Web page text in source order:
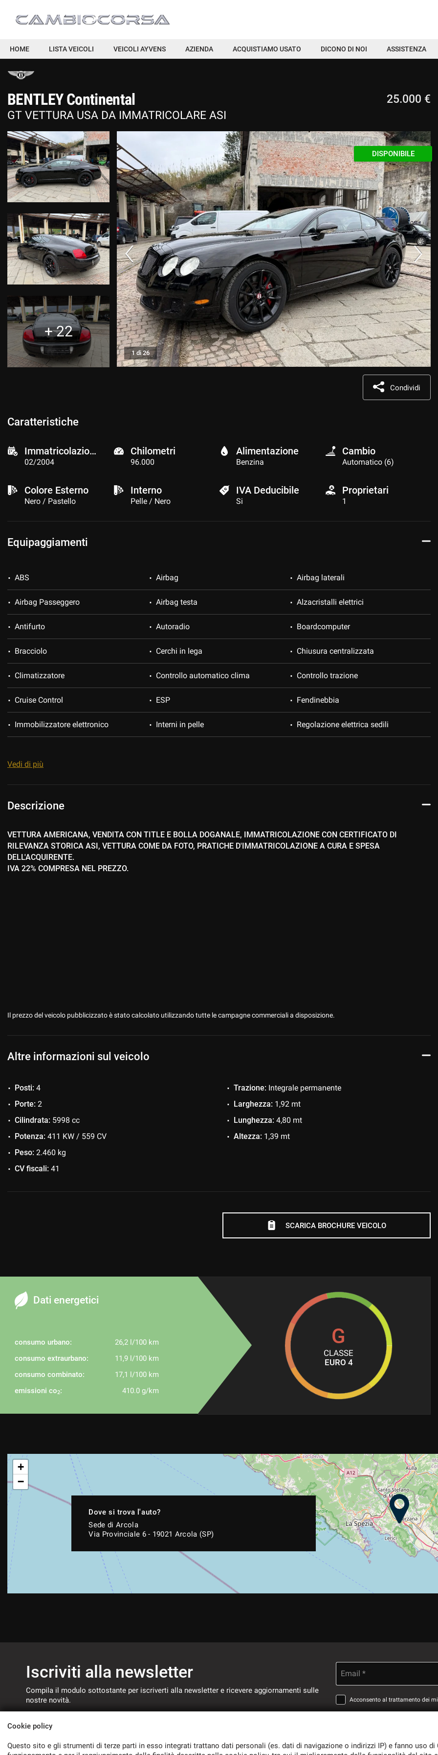
HOME
LISTA VEICOLI
VEICOLI AYVENS
ACQUISTIAMO USATO
DICONO DI NOI
CONTATTI
CONTATTI
AREA COMMERCIANTI
HOME LISTA VEICOLI VEICOLI AYVENS AZIENDA ACQUISTIAMO USATO DICONO DI NOI ASSISTENZA
BENTLEY Continental
GT VETTURA USA DA IMMATRICOLARE ASI
25.000 €
+ 22
DISPONIBILE
1 di 26
Condividi
Caratteristiche
Immatricolazione
02/2004
Chilometri
96.000
Alimentazione
Benzina
Cambio
Automatico (6)
Colore Esterno
Nero / Pastello
Interno
Pelle / Nero
IVA Deducibile
Si
Proprietari
1
Equipaggiamenti
ABS Airbag Airbag laterali
Airbag Passeggero Airbag testa Alzacristalli elettrici
Antifurto Autoradio Boardcomputer
Bracciolo Cerchi in lega Chiusura centralizzata
Climatizzatore Controllo automatico clima Controllo trazione
Cruise Control ESP Fendinebbia
Immobilizzatore elettronico Interni in pelle Regolazione elettrica sedili
Vedi di più
Descrizione
VETTURA AMERICANA, VENDITA CON TITLE E BOLLA DOGANALE, IMMATRICOLAZIONE CON CERTIFICATO DI
RILEVANZA STORICA ASI, VETTURA COME DA FOTO, PRATICHE D'IMMATRICOLAZIONE A CURA E SPESA
DELL'ACQUIRENTE.
IVA 22% COMPRESA NEL PREZZO.
Il prezzo del veicolo pubblicizzato è stato calcolato utilizzando tutte le campagne commerciali a disposizione.
Altre informazioni sul veicolo
Posti: 4
Porte: 2
Cilindrata: 5998 cc
Potenza: 411 KW / 559 CV
Peso: 2.460 kg
CV fiscali: 41
Trazione: Integrale permanente
Larghezza: 1,92 mt
Lunghezza: 4,80 mt
Altezza: 1,39 mt
SCARICA BROCHURE VEICOLO
Dati energetici
consumo urbano:
26,2 l/100 km
consumo extraurbano:
11,9 l/100 km
consumo combinato:
17,1 l/100 km
emissioni co2: 410.0 g/km
G
CLASSE
EURO 4
Dove si trova l'auto?
Sede di Arcola
Via Provinciale 6 - 19021 Arcola (SP)
+
−
Iscriviti alla newsletter
Compila il modulo sottostante per iscriverti alla newsletter e ricevere aggiornamenti sulle
nostre novità.
Email *
Acconsento al trattamento dei
Cookie policy
Questo sito e gli strumenti di terze parti in esso integrati trattano dati personali (es. dati di navigazione o indirizzi IP) e fanno uso